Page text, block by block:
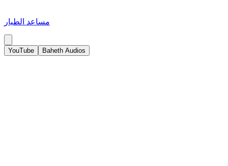
مساعد الطيار
YouTube Baheth Audios